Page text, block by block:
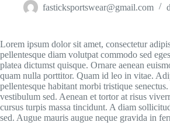
fasticksportswear@gmail.com
Lorem ipsum dolor sit amet, consectetur
pellentesque diam volutpat commodo sed
platea dictumst quisque. Ornare aenean
quam nulla porttitor. Quam id leo in vitae.
pellentesque habitant morbi tristique
vestibulum sed. Aenean et tortor at risus
cursus turpis massa tincidunt. A diam
sed. Augue mauris augue neque gravida in